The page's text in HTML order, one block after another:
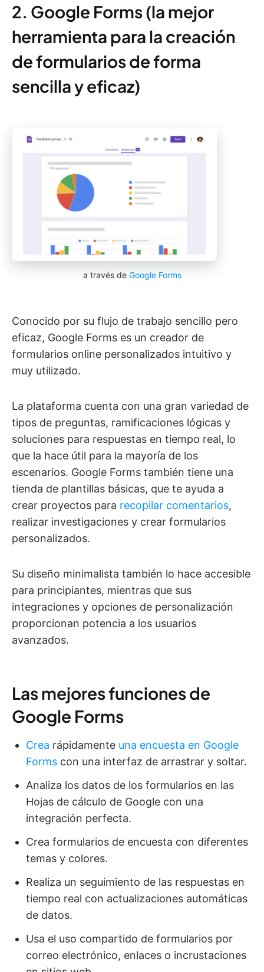
2. Google Forms (la mejor
herramienta para la creación
de formularios de forma
sencilla y eficaz)
a través de Google Forms
Conocido por su flujo de trabajo sencillo pero
eficaz, Google Forms es un creador de
formularios online personalizados intuitivo y
muy utilizado.
La plataforma cuenta con una gran variedad de
tipos de preguntas, ramificaciones lógicas y
soluciones para respuestas en tiempo real, lo
que la hace útil para la mayoría de los
escenarios. Google Forms también tiene una
tienda de plantillas básicas, que te ayuda a
crear proyectos para recopilar comentarios,
realizar investigaciones y crear formularios
personalizados.
Su diseño minimalista también lo hace accesible
para principiantes, mientras que sus
integraciones y opciones de personalización
proporcionan potencia a los usuarios
avanzados.
Las mejores funciones de
Google Forms
Crea rápidamente una encuesta en Google
Forms con una interfaz de arrastrar y soltar.
Analiza los datos de los formularios en las
Hojas de cálculo de Google con una
integración perfecta.
Crea formularios de encuesta con diferentes
temas y colores.
Realiza un seguimiento de las respuestas en
tiempo real con actualizaciones automáticas
de datos.
Usa el uso compartido de formularios por
correo electrónico, enlaces o incrustaciones